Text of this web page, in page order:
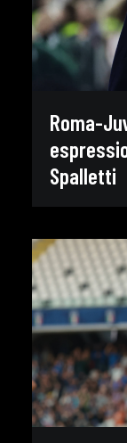
Roma-
Spalletti